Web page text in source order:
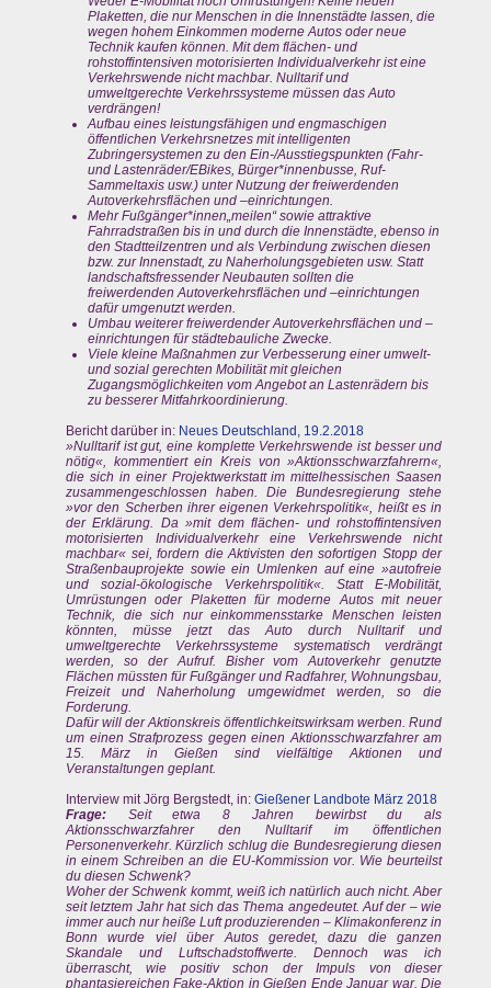
Plaketten, die nur Menschen in die Innenstädte lassen, die
wegen hohem Einkommen moderne Autos oder neue
Technik kaufen können. Mit dem flächen- und
rohstoffintensiven motorisierten Individualverkehr ist eine
Verkehrswende nicht machbar. Nulltarif und
umweltgerechte Verkehrssysteme müssen das Auto
verdrängen!
Aufbau eines leistungsfähigen und engmaschigen
öffentlichen Verkehrsnetzes mit intelligenten
Zubringersystemen zu den Ein-/Ausstiegspunkten (Fahr-
und Lastenräder/EBikes, Bürger*innenbusse, Ruf-
Sammeltaxis usw.) unter Nutzung der freiwerdenden
Autoverkehrsflächen und –einrichtungen.
Mehr Fußgänger*innen„meilen“ sowie attraktive
Fahrradstraßen bis in und durch die Innenstädte, ebenso in
den Stadtteilzentren und als Verbindung zwischen diesen
bzw. zur Innenstadt, zu Naherholungsgebieten usw. Statt
landschaftsfressender Neubauten sollten die
freiwerdenden Autoverkehrsflächen und –einrichtungen
dafür umgenutzt werden.
Umbau weiterer freiwerdender Autoverkehrsflächen und –
einrichtungen für städtebauliche Zwecke.
Viele kleine Maßnahmen zur Verbesserung einer umwelt-
und sozial gerechten Mobilität mit gleichen
Zugangsmöglichkeiten vom Angebot an Lastenrädern bis
zu besserer Mitfahrkoordinierung.
Bericht darüber in: Neues Deutschland, 19.2.2018
»Nulltarif ist gut, eine komplette Verkehrswende ist besser und
nötig«, kommentiert ein Kreis von »Aktionsschwarzfahrern«,
die sich in einer Projektwerkstatt im mittelhessischen Saasen
zusammengeschlossen haben. Die Bundesregierung stehe
»vor den Scherben ihrer eigenen Verkehrspolitik«, heißt es in
der Erklärung. Da »mit dem flächen- und rohstoffintensiven
motorisierten Individualverkehr eine Verkehrswende nicht
machbar« sei, fordern die Aktivisten den sofortigen Stopp der
Straßenbauprojekte sowie ein Umlenken auf eine »autofreie
und sozial-ökologische Verkehrspolitik«. Statt E-Mobilität,
Umrüstungen oder Plaketten für moderne Autos mit neuer
Technik, die sich nur einkommensstarke Menschen leisten
könnten, müsse jetzt das Auto durch Nulltarif und
umweltgerechte Verkehrssysteme systematisch verdrängt
werden, so der Aufruf. Bisher vom Autoverkehr genutzte
Flächen müssten für Fußgänger und Radfahrer, Wohnungsbau,
Freizeit und Naherholung umgewidmet werden, so die
Forderung.
Dafür will der Aktionskreis öffentlichkeitswirksam werben. Rund
um einen Strafprozess gegen einen Aktionsschwarzfahrer am
15. März in Gießen sind vielfältige Aktionen und
Veranstaltungen geplant.
Interview mit Jörg Bergstedt, in: Gießener Landbote März 2018
Frage: Seit etwa 8 Jahren bewirbst du als
Aktionsschwarzfahrer den Nulltarif im öffentlichen
Personenverkehr. Kürzlich schlug die Bundesregierung diesen
in einem Schreiben an die EU-Kommission vor. Wie beurteilst
du diesen Schwenk?
Woher der Schwenk kommt, weiß ich natürlich auch nicht. Aber
seit letztem Jahr hat sich das Thema angedeutet. Auf der – wie
immer auch nur heiße Luft produzierenden – Klimakonferenz in
Bonn wurde viel über Autos geredet, dazu die ganzen
Skandale und Luftschadstoffwerte. Dennoch was ich
überrascht, wie positiv schon der Impuls von dieser
phantasiereichen Fake-Aktion in Gießen Ende Januar war. Die